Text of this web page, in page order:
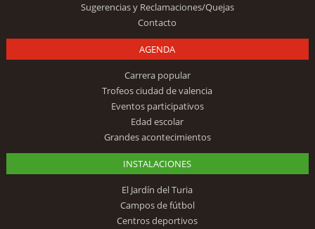
Sugerencias y Reclamaciones/Quejas
Contacto
AGENDA
Carrera popular
Trofeos ciudad de valencia
Eventos participativos
Edad escolar
Grandes acontecimientos
INSTALACIONES
El Jardín del Turia
Campos de fútbol
Centros deportivos